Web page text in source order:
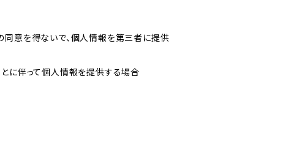
同意を得ないで、個人情報を第三者に提供
に伴って個人情報を提供する場合